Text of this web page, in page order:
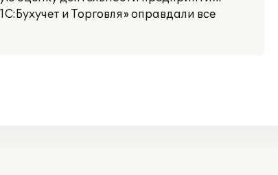
и Торговля» оправдали все